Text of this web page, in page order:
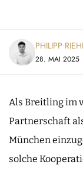
PHILIPP
28. MAI 2025
Als Breitling im
Partnerschaft
München
solche